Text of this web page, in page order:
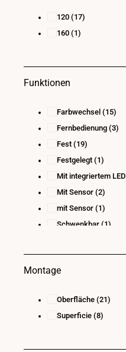
120 (17)
160 (1)
Funktionen
Farbwechsel (15)
Fernbedienung (3)
Fest (19)
Festgelegt (1)
Mit integriertem LED
Mit Sensor (2)
mit Sensor (1)
Schwenkbar (1)
Montage
Oberfläche (21)
Superficie (8)